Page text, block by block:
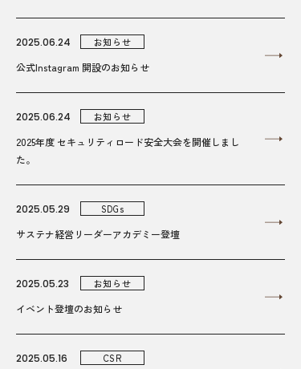
2025.06.24 お知らせ
公式Instagram 開設のお知らせ
2025.06.24 お知らせ
2025年度 セキュリティロード安全大会を開催しまし
た。
2025.05.29 SDGs
サステナ経営リーダーアカデミー登壇
2025.05.23 お知らせ
イベント登壇のお知らせ
2025.05.16 CSR